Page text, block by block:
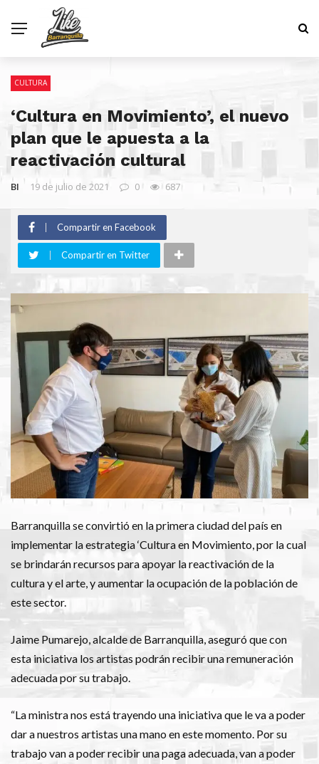
CULTURA
‘Cultura en Movimiento’, el nuevo
plan que le apuesta a la
reactivación cultural
BI 19 de julio de 2021 0 687
Compartir en Facebook
Compartir en Twitter
Barranquilla se convirtió en la primera ciudad del país en
implementar la estrategia ‘Cultura en Movimiento, por la cual
se brindarán recursos para apoyar la reactivación de la
cultura y el arte, y aumentar la ocupación de la población de
este sector.
Jaime Pumarejo, alcalde de Barranquilla, aseguró que con
esta iniciativa los artistas podrán recibir una remuneración
adecuada por su trabajo.
“La ministra nos está trayendo una iniciativa que le va a poder
dar a nuestros artistas una mano en este momento. Por su
trabajo van a poder recibir una paga adecuada, van a poder